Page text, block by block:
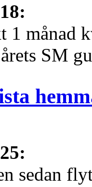
:
1 månad
SM
:
sedan